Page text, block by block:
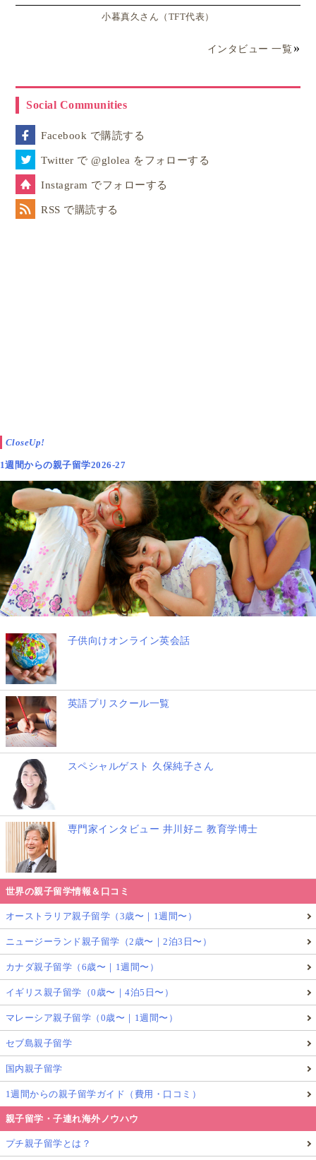
小暮真久さん（TFT代表）
インタビュー 一覧
Social Communities
Facebook で購読する
Twitter で @glolea をフォローする
Instagram でフォローする
RSS で購読する
CloseUp!
1週間からの親子留学2026-27
子供向けオンライン英会話
英語プリスクール一覧
スペシャルゲスト 久保純子さん
専門家インタビュー 井川好ニ 教育学博士
世界の親子留学情報＆口コミ
オーストラリア親子留学（3歳〜｜1週間〜）
ニュージーランド親子留学（2歳〜｜2泊3日〜）
カナダ親子留学（6歳〜｜1週間〜）
イギリス親子留学（0歳〜｜4泊5日〜）
マレーシア親子留学（0歳〜｜1週間〜）
セブ島親子留学
国内親子留学
1週間からの親子留学ガイド（費用・口コミ）
親子留学・子連れ海外ノウハウ
プチ親子留学とは？